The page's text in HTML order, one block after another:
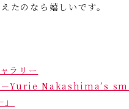
たのなら嬉しいです。
ラリー
－Yurie Nakashima’s